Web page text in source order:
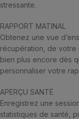
stressante.
RAPPORT MATINAL
Obtenez une vue
récupération, de votre
bien plus encore dès
personnaliser votre
APERÇU SANTÉ
Enregistrez une
statistiques de santé,